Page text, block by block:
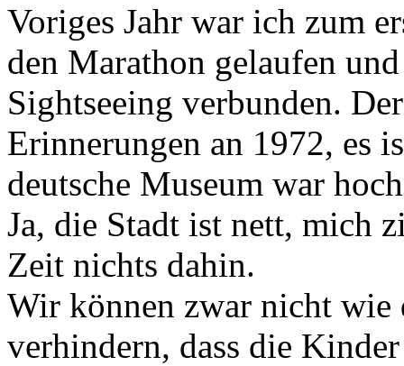
Voriges Jahr war ich zum
den Marathon gelaufen
Sightseeing verbunden.
Erinnerungen an 1972, es
deutsche Museum war
Ja, die Stadt ist nett, mich
Zeit nichts dahin.
Wir können zwar nicht wie
verhindern, dass die